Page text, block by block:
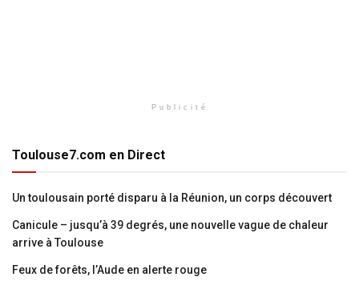
Publicité
Toulouse7.com en Direct
Un toulousain porté disparu à la Réunion, un corps découvert
Canicule – jusqu’à 39 degrés, une nouvelle vague de chaleur
arrive à Toulouse
Feux de forêts, l’Aude en alerte rouge